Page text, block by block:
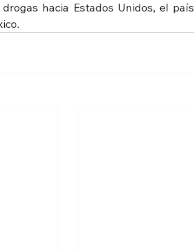
hacia Estados Unidos, el país